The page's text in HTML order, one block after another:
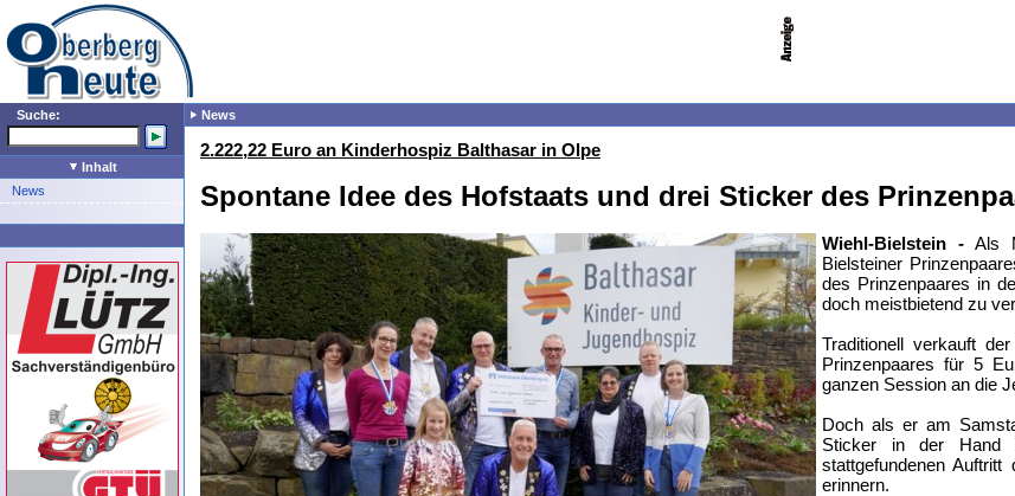
Suche:
Inhalt
News
News
2.222,22 Euro an Kinderhospiz Balthasar in Olpe
Spontane Idee des Hofstaats und drei Sticker des
Wiehl-Bielstein -Als
Bielsteiner
des Prinzenpaares in
doch meistbietend zu
Traditionell verkauft
Prinzenpaares für 5
ganzen Session an die
Doch als er am
Sticker in der
stattgefundenen
erinnern.